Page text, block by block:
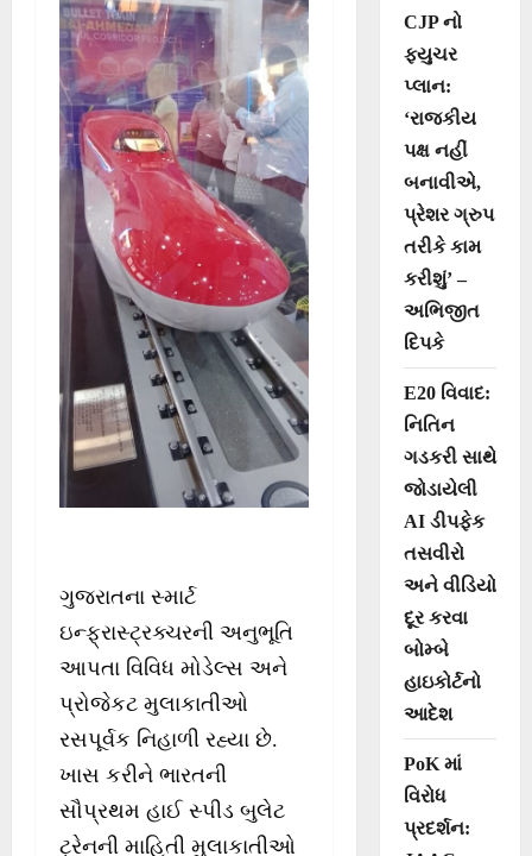
ગુજરાતના સ્માર્ટ
ઇન્ફ્રાસ્ટ્રક્ચરની અનુભૂતિ
આપતા વિવિધ મોડેલ્સ અને
પ્રોજેકટ મુલાકાતીઓ
રસપૂર્વક નિહાળી રહ્યા છે.
ખાસ કરીને ભારતની
સૌપ્રથમ હાઈ સ્પીડ બુલેટ
ટ્રેનની માહિતી મુલાકાતીઓ
CJP નો
ફ્યુચર
પ્લાન:
‘રાજકીય
પક્ષ નહીં
બનાવીએ,
પ્રેશર ગ્રુપ
તરીકે કામ
કરીશું’ –
અભિજીત
દિપકે
E20 વિવાદ:
નિતિન
ગડકરી સાથે
જોડાયેલી
AI ડીપફેક
તસવીરો
અને વીડિયો
દૂર કરવા
બોમ્બે
હાઇકોર્ટનો
આદેશ
PoK માં
વિરોધ
પ્રદર્શન: